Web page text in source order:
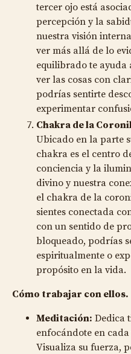
tercer ojo está
percepción y la
nuestra visión
ver más allá de lo
equilibrado te ayuda
ver las cosas con
podrías sentirte
experimentar
Chakra de la
Ubicado en la parte
chakra es el centro
conciencia y la
divino y nuestra
el chakra de la
sientes conectada
con un sentido de
bloqueado, podrías
espiritualmente o
propósito en la vida.
Cómo trabajar con ellos.
Meditación: Dedica
enfocándote en
Visualiza su fuerza,